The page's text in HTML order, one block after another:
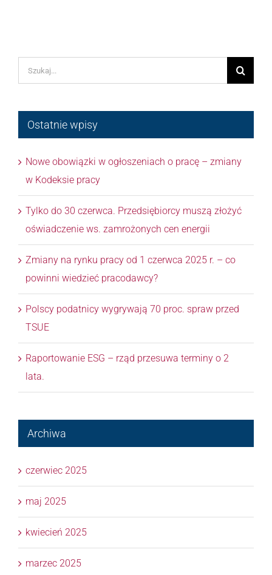
Szukaj
Ostatnie wpisy
Nowe obowiązki w ogłoszeniach o pracę – zmiany
w Kodeksie pracy
Tylko do 30 czerwca. Przedsiębiorcy muszą złożyć
oświadczenie ws. zamrożonych cen energii
Zmiany na rynku pracy od 1 czerwca 2025 r. – co
powinni wiedzieć pracodawcy?
Polscy podatnicy wygrywają 70 proc. spraw przed
TSUE
Raportowanie ESG – rząd przesuwa terminy o 2
lata.
Archiwa
czerwiec 2025
maj 2025
kwiecień 2025
marzec 2025